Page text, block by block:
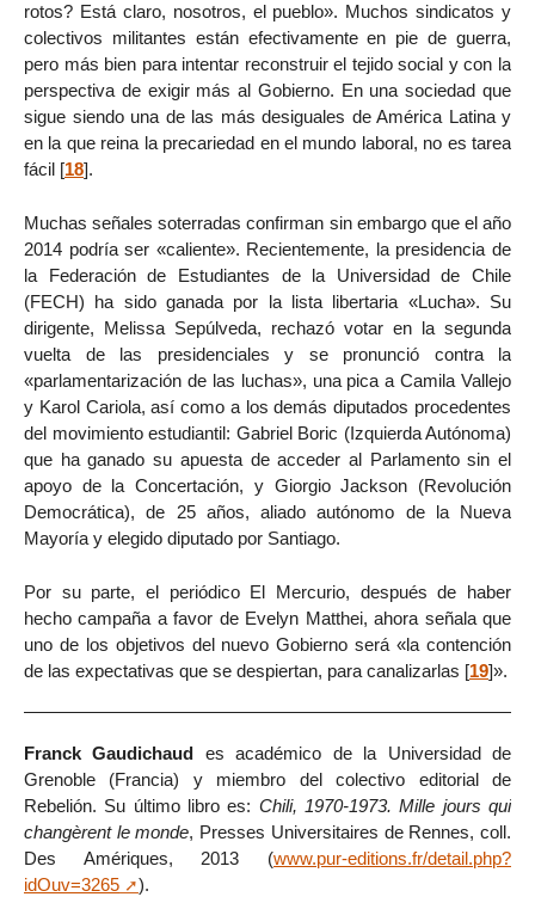
rotos? Está claro, nosotros, el pueblo». Muchos sindicatos y
colectivos militantes están efectivamente en pie de guerra,
pero más bien para intentar reconstruir el tejido social y con la
perspectiva de exigir más al Gobierno. En una sociedad que
sigue siendo una de las más desiguales de América Latina y
en la que reina la precariedad en el mundo laboral, no es tarea
fácil [18].
Muchas señales soterradas confirman sin embargo que el año
2014 podría ser «caliente». Recientemente, la presidencia de
la Federación de Estudiantes de la Universidad de Chile
(FECH) ha sido ganada por la lista libertaria «Lucha». Su
dirigente, Melissa Sepúlveda, rechazó votar en la segunda
vuelta de las presidenciales y se pronunció contra la
«parlamentarización de las luchas», una pica a Camila Vallejo
y Karol Cariola, así como a los demás diputados procedentes
del movimiento estudiantil: Gabriel Boric (Izquierda Autónoma)
que ha ganado su apuesta de acceder al Parlamento sin el
apoyo de la Concertación, y Giorgio Jackson (Revolución
Democrática), de 25 años, aliado autónomo de la Nueva
Mayoría y elegido diputado por Santiago.
Por su parte, el periódico El Mercurio, después de haber
hecho campaña a favor de Evelyn Matthei, ahora señala que
uno de los objetivos del nuevo Gobierno será «la contención
de las expectativas que se despiertan, para canalizarlas [19]».
Franck Gaudichaud es académico de la Universidad de
Grenoble (Francia) y miembro del colectivo editorial de
Rebelión. Su último libro es: Chili, 1970-1973. Mille jours qui
changèrent le monde, Presses Universitaires de Rennes, coll.
Des Amériques, 2013 (www.pur-editions.fr/detail.php?
idOuv=3265
).